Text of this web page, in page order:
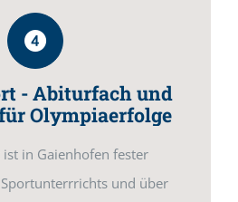
- Abiturfach und
Olympiaerfolge
in Gaienhofen fester
und über